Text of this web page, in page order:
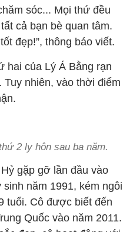
sóc... Mọi thứ đều
cả bạn bè quan tâm.
đẹp!”, thông báo viết.
hai của Lý Á Bằng rạn
nhiên, vào thời điểm
2 ly hôn sau ba năm.
gặp gỡ lần đầu vào
năm 1991, kém ngôi
tuổi. Cô được biết đến
Quốc vào năm 2011.